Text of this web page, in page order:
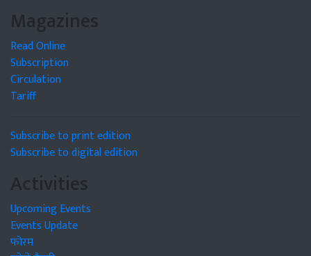
Magazines
Read Online
Subscription
Circulation
Tariff
Subscribe to print edition
Subscribe to digital edition
Activities
Upcoming Events
Events Update
फोरम